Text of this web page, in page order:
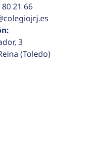
21 66
3
(Toledo)